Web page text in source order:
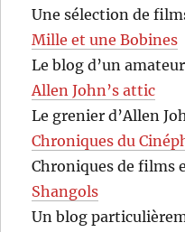
Une sélection de
Mille et une Bobines
Le blog d’un
Allen John’s attic
Le grenier d’Allen
Chroniques du
Chroniques de films
Shangols
Un blog